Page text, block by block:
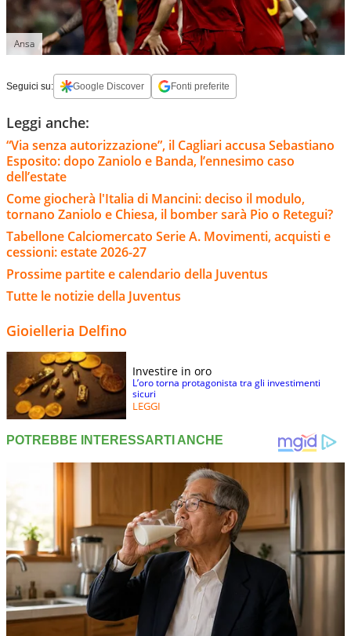
Ansa
Seguici su: Google Discover Fonti preferite
Leggi anche:
“Via senza autorizzazione”, il Cagliari accusa Sebastiano
Esposito: dopo Zaniolo e Banda, l’ennesimo caso
dell’estate
Come giocherà l'Italia di Mancini: deciso il modulo,
tornano Zaniolo e Chiesa, il bomber sarà Pio o Retegui?
Tabellone Calciomercato Serie A. Movimenti, acquisti e
cessioni: estate 2026-27
Prossime partite e calendario della Juventus
Tutte le notizie della Juventus
Gioielleria Delfino
Investire in oro
L’oro torna protagonista tra gli investimenti
sicuri
LEGGI